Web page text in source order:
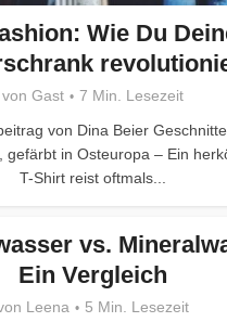
Wie Du
von Gast
7 Min. Lesezeit
von Dina Beier
gefärbt in Osteuropa – Ein
T-Shirt reist oftmals...
vs.
Ein Vergleich
Leena
5 Min. Lesezeit